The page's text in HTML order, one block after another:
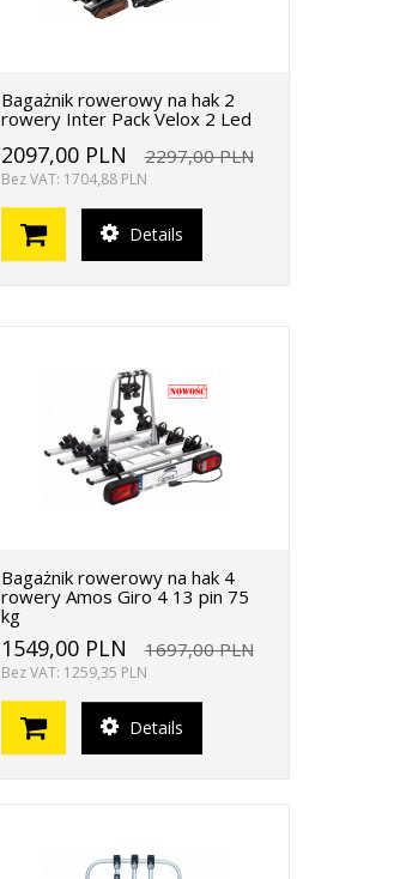
Bagażnik rowerowy na hak 2
rowery Inter Pack Velox 2 Led
2097,00 PLN 2297,00 PLN
Bez VAT: 1704,88 PLN
Details
Bagażnik rowerowy na hak 4
rowery Amos Giro 4 13 pin 75
kg
1549,00 PLN 1697,00 PLN
Bez VAT: 1259,35 PLN
Details